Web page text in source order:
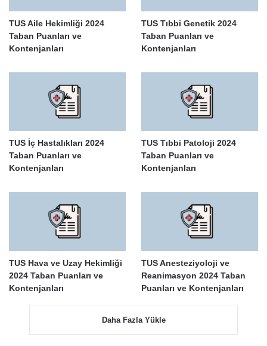
TUS Aile Hekimliği 2024
Taban Puanları ve
Kontenjanları
TUS Tıbbi Genetik 2024
Taban Puanları ve
Kontenjanları
TUS İç Hastalıkları 2024
Taban Puanları ve
Kontenjanları
TUS Tıbbi Patoloji 2024
Taban Puanları ve
Kontenjanları
TUS Hava ve Uzay Hekimliği
2024 Taban Puanları ve
Kontenjanları
TUS Anesteziyoloji ve
Reanimasyon 2024 Taban
Puanları ve Kontenjanları
Daha Fazla Yükle